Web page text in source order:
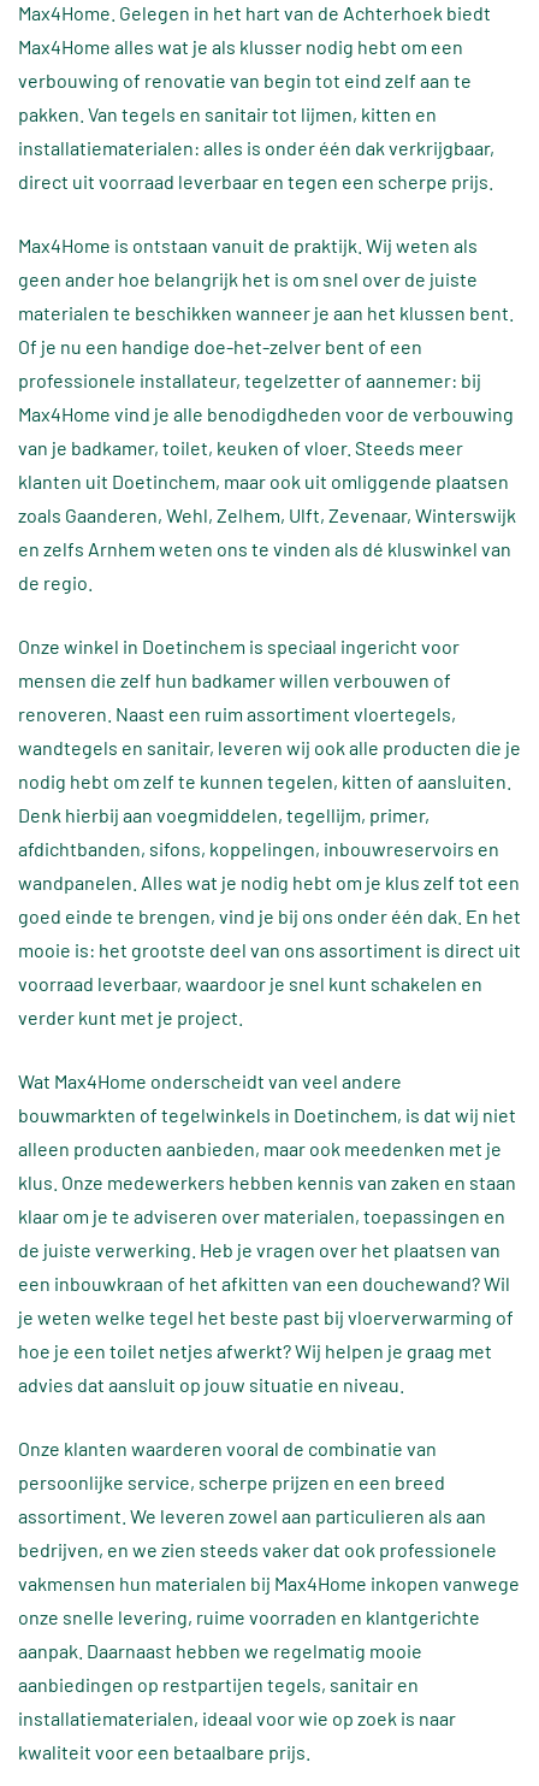
Max4Home. Gelegen in het hart van de Achterhoek biedt
Max4Home alles wat je als klusser nodig hebt om een
verbouwing of renovatie van begin tot eind zelf aan te
pakken. Van tegels en sanitair tot lijmen, kitten en
installatiematerialen: alles is onder één dak verkrijgbaar,
direct uit voorraad leverbaar en tegen een scherpe prijs.
Max4Home is ontstaan vanuit de praktijk. Wij weten als
geen ander hoe belangrijk het is om snel over de juiste
materialen te beschikken wanneer je aan het klussen bent.
Of je nu een handige doe-het-zelver bent of een
professionele installateur, tegelzetter of aannemer: bij
Max4Home vind je alle benodigdheden voor de verbouwing
van je badkamer, toilet, keuken of vloer. Steeds meer
klanten uit Doetinchem, maar ook uit omliggende plaatsen
zoals Gaanderen, Wehl, Zelhem, Ulft, Zevenaar, Winterswijk
en zelfs Arnhem weten ons te vinden als dé kluswinkel van
de regio.
Onze winkel in Doetinchem is speciaal ingericht voor
mensen die zelf hun badkamer willen verbouwen of
renoveren. Naast een ruim assortiment vloertegels,
wandtegels en sanitair, leveren wij ook alle producten die je
nodig hebt om zelf te kunnen tegelen, kitten of aansluiten.
Denk hierbij aan voegmiddelen, tegellijm, primer,
afdichtbanden, sifons, koppelingen, inbouwreservoirs en
wandpanelen. Alles wat je nodig hebt om je klus zelf tot een
goed einde te brengen, vind je bij ons onder één dak. En het
mooie is: het grootste deel van ons assortiment is direct uit
voorraad leverbaar, waardoor je snel kunt schakelen en
verder kunt met je project.
Wat Max4Home onderscheidt van veel andere
bouwmarkten of tegelwinkels in Doetinchem, is dat wij niet
alleen producten aanbieden, maar ook meedenken met je
klus. Onze medewerkers hebben kennis van zaken en staan
klaar om je te adviseren over materialen, toepassingen en
de juiste verwerking. Heb je vragen over het plaatsen van
een inbouwkraan of het afkitten van een douchewand? Wil
je weten welke tegel het beste past bij vloerverwarming of
hoe je een toilet netjes afwerkt? Wij helpen je graag met
advies dat aansluit op jouw situatie en niveau.
Onze klanten waarderen vooral de combinatie van
persoonlijke service, scherpe prijzen en een breed
assortiment. We leveren zowel aan particulieren als aan
bedrijven, en we zien steeds vaker dat ook professionele
vakmensen hun materialen bij Max4Home inkopen vanwege
onze snelle levering, ruime voorraden en klantgerichte
aanpak. Daarnaast hebben we regelmatig mooie
aanbiedingen op restpartijen tegels, sanitair en
installatiematerialen, ideaal voor wie op zoek is naar
kwaliteit voor een betaalbare prijs.